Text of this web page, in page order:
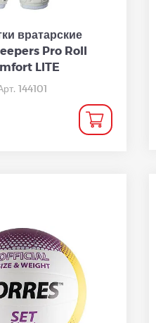
вратарские
Pro Roll
LITE
144101